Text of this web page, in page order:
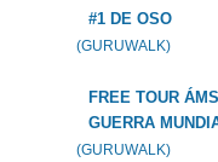
#1 DE OSO
(GURUWALK)
FREE TOUR
GUERRA
(GURUWALK)